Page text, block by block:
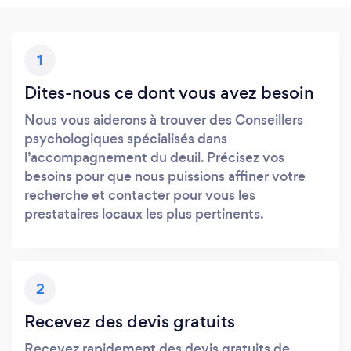
1
Dites-nous ce dont vous avez besoin
Nous vous aiderons à trouver des Conseillers
psychologiques spécialisés dans
l’accompagnement du deuil. Précisez vos
besoins pour que nous puissions affiner votre
recherche et contacter pour vous les
prestataires locaux les plus pertinents.
2
Recevez des devis gratuits